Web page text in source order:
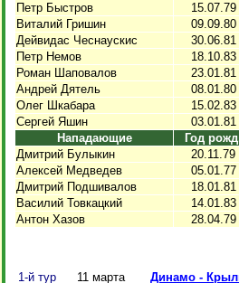
Петр Быстров
15.07.79
Виталий Гришин
09.09.80
Дейвидас Чеснаускис
30.06.81
Петр Немов
18.10.83
Роман Шаповалов
23.01.81
Андрей Дятель
08.01.80
Олег Шкабара
15.02.83
Сергей Яшин
03.01.81
Нападающие
Год
Дмитрий Булыкин
20.11.79
Алексей Медведев
05.01.77
Дмитрий Подшивалов
18.01.81
Василий Товкацкий
14.01.83
Антон Хазов
28.04.79
1-й тур 11 марта
Динамо -